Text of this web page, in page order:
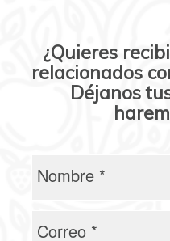
¿Quieres
relacionados
Déjanos